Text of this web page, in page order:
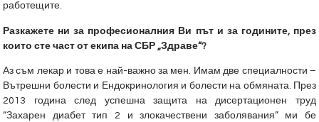
работещите.
Разкажете ни за професионалния Ви път и за годините, през
които сте част от екипа на СБР „Здраве“?
Аз съм лекар и това е най-важно за мен. Имам две специалности –
Вътрешни болести и Ендокринология и болести на обмяната. През
2013 година след успешна защита на дисертационен труд
“Захарен диабет тип 2 и злокачествени заболявания” ми бе